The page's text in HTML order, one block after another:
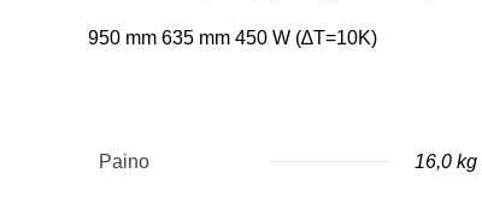
950 mm 635 mm 450 W (∆T=10K)
Paino 16,0